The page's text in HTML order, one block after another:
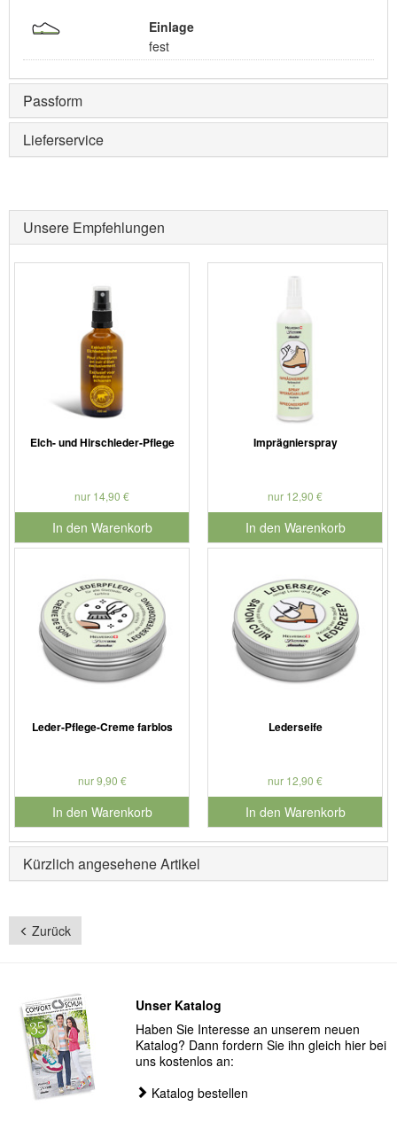
Einlage
fest
Passform
Lieferservice
Unsere Empfehlungen
Elch- und Hirschleder-Pflege
nur 14,90 €
In den Warenkorb
für Produktnummer 901181
Imprägnierspray
nur 12,90 €
In den Warenkorb
für Produktnummer 901126
Leder-Pflege-Creme farblos
nur 9,90 €
In den Warenkorb
für Produktnummer 901186
Lederseife
nur 12,90 €
In den Warenkorb
für Produktnummer 901127
Kürzlich angesehene Artikel
Zurück
Unser Katalog
Haben Sie Interesse an unserem neuen
Katalog? Dann fordern Sie ihn gleich hier bei
uns kostenlos an:
Katalog bestellen